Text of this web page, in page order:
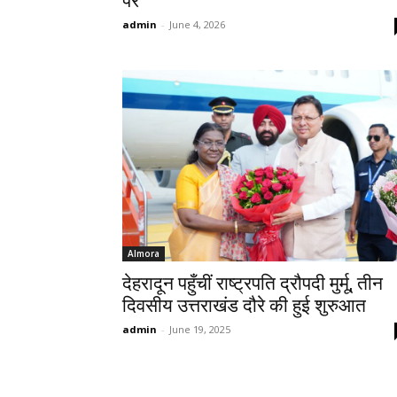
admin - June 4, 2026
Almora
देहरादून पहुँचीं राष्ट्रपति द्रौपदी मुर्मू, तीन
दिवसीय उत्तराखंड दौरे की हुई शुरुआत
admin - June 19, 2025